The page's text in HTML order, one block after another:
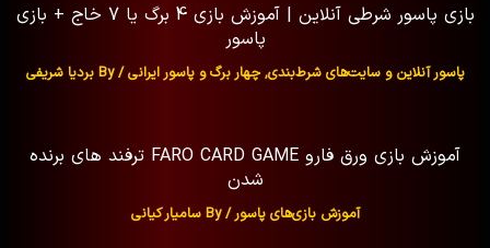
بازی پاسور شرطی آنلاین | آموزش بازی 4 برگ یا 7 خاج + بازی
پاسور
پاسور آنلاین و سایت‌های شرط‌بندی,چهار برگ و پاسور ایرانی/ By بردیا شریفی
آموزش بازی ورق فارو FARO CARD GAME ترفند های برنده
شدن
آموزش بازی‌های پاسور/ By سامیار کیانی